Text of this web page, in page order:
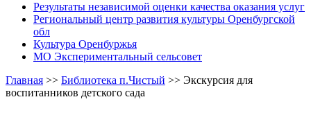
Результаты независимой оценки качества оказания услуг
Региональный центр развития культуры Оренбургской
обл
Культура Оренбуржья
МО Экспериментальный сельсовет
Главная >> Библиотека п.Чистый >> Экскурсия для
воспитанников детского сада